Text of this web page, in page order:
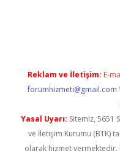
Reklam ve İletişim: E-
forumhizmeti@gmail.com
Yasal Uyarı: Sitemiz, 5651
ve İletişim Kurumu (BTK)
olarak hizmet